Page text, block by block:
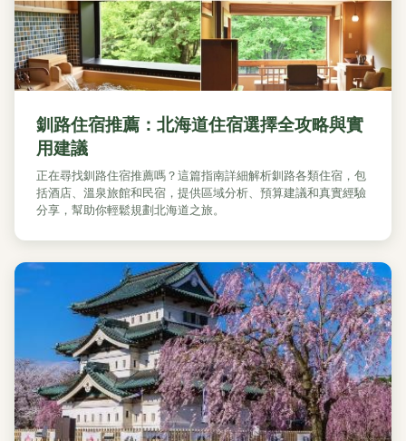
釧路住宿推薦：北海道住宿選擇全攻略與實
用建議
正在尋找釧路住宿推薦嗎？這篇指南詳細解析釧路各類住宿，包
括酒店、溫泉旅館和民宿，提供區域分析、預算建議和真實經驗
分享，幫助你輕鬆規劃北海道之旅。